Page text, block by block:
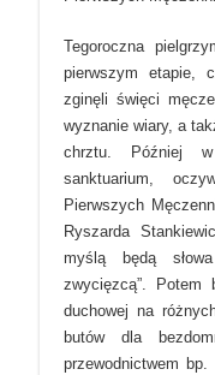
Tegoroczna
pierwszym etapie,
zginęli święci
wyznanie wiary, a
chrztu. Później
sanktuarium,
Pierwszych
Ryszarda
myślą będą
zwycięzcą”.
duchowej na
butów dla
przewodnictwem